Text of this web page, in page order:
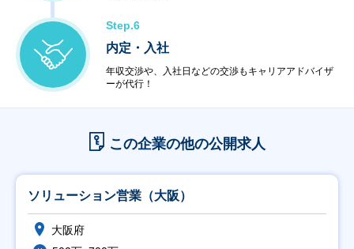
Step.6
内定・入社
年収交渉や、入社日などの交渉もキャリアアドバイザ
ーが代行！
この企業の他の公開求人
ソリューション営業（大阪）
大阪府